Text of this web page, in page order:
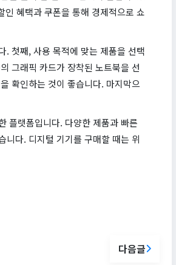
혜택과 쿠폰을 통해 경제적으로 쇼
. 첫째, 사용 목적에 맞는 제품을 선택
그래픽 카드가 장착된 노트북을 선
확인하는 것이 좋습니다. 마지막으
플랫폼입니다. 다양한 제품과 빠른
니다. 디지털 기기를 구매할 때는 위
다음글